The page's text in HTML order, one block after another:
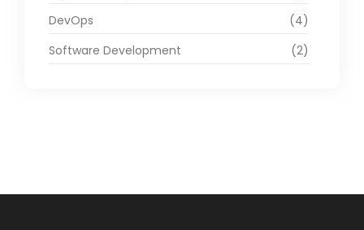
DevOps
(4)
Software Development
(2)